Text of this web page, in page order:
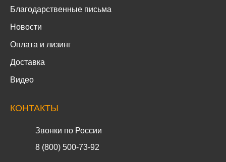
Благодарственные письма
Новости
Оплата и лизинг
Доставка
Видео
КОНТАКТЫ
Звонки по России
8 (800) 500-73-92